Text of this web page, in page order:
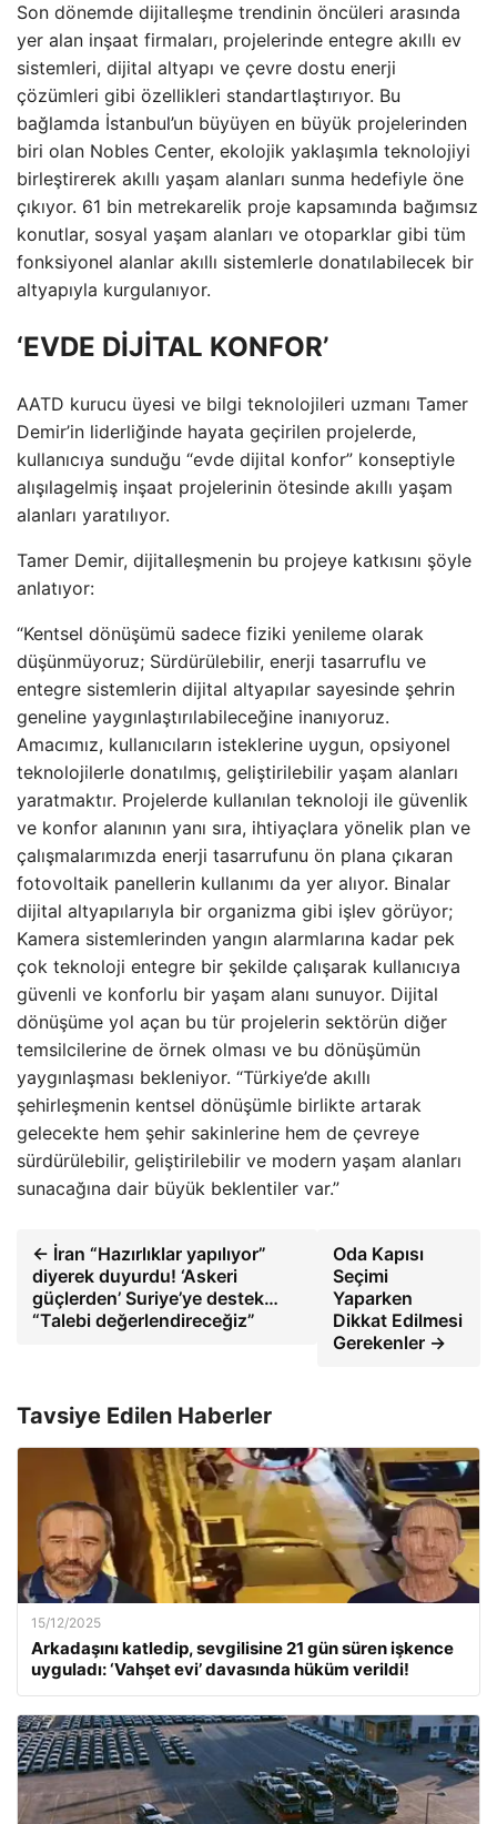
Son dönemde dijitalleşme trendinin öncüleri arasında
yer alan inşaat firmaları, projelerinde entegre akıllı ev
sistemleri, dijital altyapı ve çevre dostu enerji
çözümleri gibi özellikleri standartlaştırıyor. Bu
bağlamda İstanbul’un büyüyen en büyük projelerinden
biri olan Nobles Center, ekolojik yaklaşımla teknolojiyi
birleştirerek akıllı yaşam alanları sunma hedefiyle öne
çıkıyor. 61 bin metrekarelik proje kapsamında bağımsız
konutlar, sosyal yaşam alanları ve otoparklar gibi tüm
fonksiyonel alanlar akıllı sistemlerle donatılabilecek bir
altyapıyla kurgulanıyor.
‘EVDE DİJİTAL KONFOR’
AATD kurucu üyesi ve bilgi teknolojileri uzmanı Tamer
Demir’in liderliğinde hayata geçirilen projelerde,
kullanıcıya sunduğu “evde dijital konfor” konseptiyle
alışılagelmiş inşaat projelerinin ötesinde akıllı yaşam
alanları yaratılıyor.
Tamer Demir, dijitalleşmenin bu projeye katkısını şöyle
anlatıyor:
“Kentsel dönüşümü sadece fiziki yenileme olarak
düşünmüyoruz; Sürdürülebilir, enerji tasarruflu ve
entegre sistemlerin dijital altyapılar sayesinde şehrin
geneline yaygınlaştırılabileceğine inanıyoruz.
Amacımız, kullanıcıların isteklerine uygun, opsiyonel
teknolojilerle donatılmış, geliştirilebilir yaşam alanları
yaratmaktır. Projelerde kullanılan teknoloji ile güvenlik
ve konfor alanının yanı sıra, ihtiyaçlara yönelik plan ve
çalışmalarımızda enerji tasarrufunu ön plana çıkaran
fotovoltaik panellerin kullanımı da yer alıyor. Binalar
dijital altyapılarıyla bir organizma gibi işlev görüyor;
Kamera sistemlerinden yangın alarmlarına kadar pek
çok teknoloji entegre bir şekilde çalışarak kullanıcıya
güvenli ve konforlu bir yaşam alanı sunuyor. Dijital
dönüşüme yol açan bu tür projelerin sektörün diğer
temsilcilerine de örnek olması ve bu dönüşümün
yaygınlaşması bekleniyor. “Türkiye’de akıllı
şehirleşmenin kentsel dönüşümle birlikte artarak
gelecekte hem şehir sakinlerine hem de çevreye
sürdürülebilir, geliştirilebilir ve modern yaşam alanları
sunacağına dair büyük beklentiler var.”
← İran “Hazırlıklar yapılıyor”
diyerek duyurdu! ‘Askeri
güçlerden’ Suriye’ye destek…
“Talebi değerlendireceğiz”
Oda Kapısı
Seçimi
Yaparken
Dikkat Edilmesi
Gerekenler →
Tavsiye Edilen Haberler
15/12/2025
Arkadaşını katledip, sevgilisine 21 gün süren işkence
uyguladı: ‘Vahşet evi’ davasında hüküm verildi!